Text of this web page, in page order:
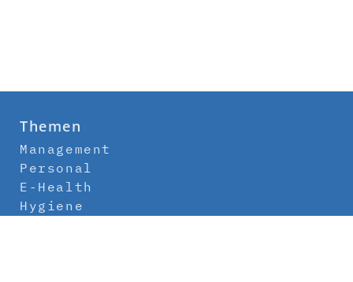
Themen
Management
Personal
E-Health
Hygiene